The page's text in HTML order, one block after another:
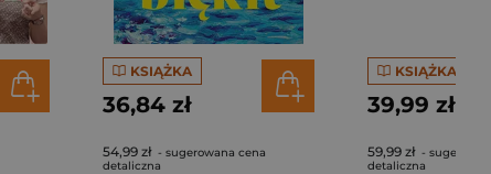
KSIĄŻKA
36,84 zł
54,99 zł - sugerowana cena
detaliczna
KSIĄŻKA
39,99 zł
59,99 zł -
detaliczna